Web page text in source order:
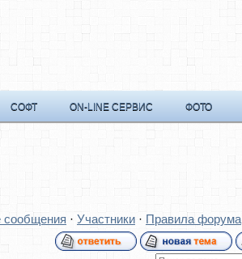
СОФТ ON-LINE СЕРВИС ФОТО
сообщения · Участники · Правила форума